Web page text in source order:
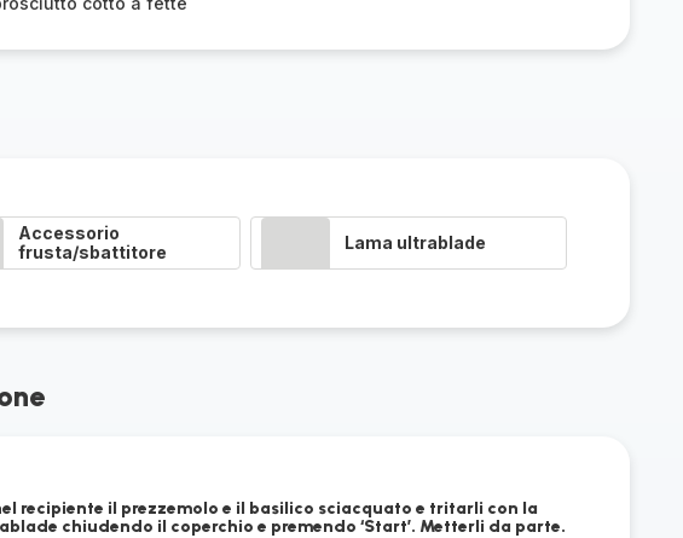
Accessorio
frusta/sbattitore
Lama ultrablade
recipiente il prezzemolo e il basilico sciacquato e tritarli con la
chiudendo il coperchio e premendo ‘Start’. Metterli da parte.